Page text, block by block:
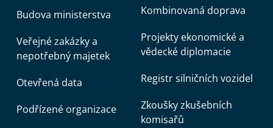
Budova ministerstva
Veřejné zakázky a
nepotřebný majetek
Otevřená data
Podřízené organizace
Kombinovaná doprava
Projekty ekonomické a
vědecké diplomacie
Registr silničních vozidel
Zkoušky zkušebních
komisařů